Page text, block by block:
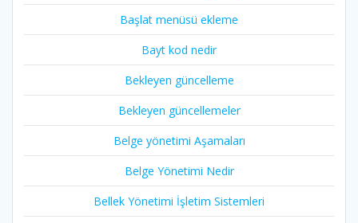
Başlat menüsü ekleme
Bayt kod nedir
Bekleyen güncelleme
Bekleyen güncellemeler
Belge yönetimi Aşamaları
Belge Yönetimi Nedir
Bellek Yönetimi İşletim Sistemleri